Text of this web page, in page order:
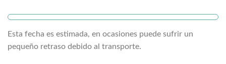
Esta fecha es estimada, en ocasiones puede sufrir un
pequeño retraso debido al transporte.